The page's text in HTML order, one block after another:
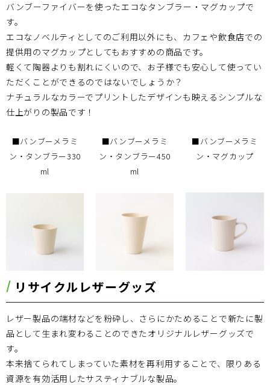
バンブーファイバーを使ったエコなタンブラー・マグカップで
す。
エコなノベルティとしてのご利用以外にも、カフェや飲食店での
提供用のマグカップとしてもおすすめの商品です。
軽くて陶器よりも割れにくいので、お子様でも安心して使ってい
ただくことができるのではないでしょうか？
ナチュラルなカラーでプリントしたデザインも映えるシンプルな
仕上がりの製品です！
■バンブーメラミ
ン・タンブラー330
ml
■バンブーメラミ
ン・タンブラー450
ml
■バンブーメラミ
ン・マグカップ
リサイクルレザーグッズ
レザー製品の端材などを粉砕し、さらにかためることで新たに製
品として生まれ変わることのできたオリジナルレザーグッズで
す。
本来捨てられてしまっていた素材を再利用することで、限りある
資源を有効活用したサスティナブルな製品。